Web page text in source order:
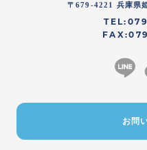
〒679-4221 兵庫県
お問